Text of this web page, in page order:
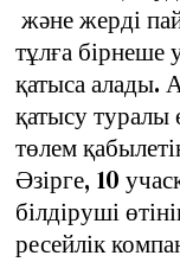
және жерді
тұлға бірнеше
қатыса алады.
қатысу туралы
төлем
Әзірге, 10
білдіруші
ресейлік